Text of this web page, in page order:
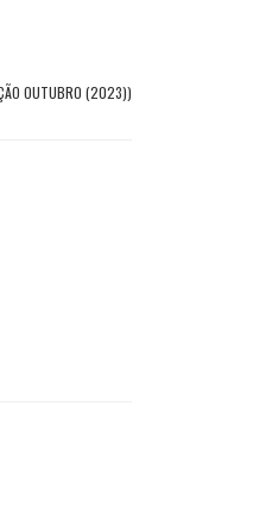
OUTUBRO (2023))